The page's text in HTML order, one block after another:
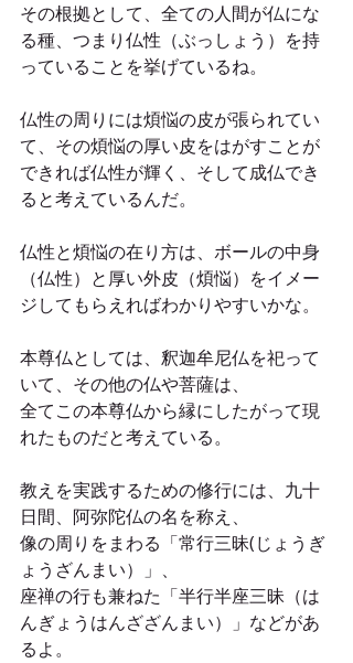
その根拠として、全ての人間が仏にな
る種、つまり仏性（ぶっしょう）を持
っていることを挙げているね。
仏性の周りには煩悩の皮が張られてい
て、その煩悩の厚い皮をはがすことが
できれば仏性が輝く、そして成仏でき
ると考えているんだ。
仏性と煩悩の在り方は、ボールの中身
（仏性）と厚い外皮（煩悩）をイメー
ジしてもらえればわかりやすいかな。
本尊仏としては、釈迦牟尼仏を祀って
いて、その他の仏や菩薩は、
全てこの本尊仏から縁にしたがって現
れたものだと考えている。
教えを実践するための修行には、九十
日間、阿弥陀仏の名を称え、
像の周りをまわる「常行三昧(じょうぎ
ょうざんまい）」、
座禅の行も兼ねた「半行半座三昧（は
んぎょうはんざざんまい）」などがあ
るよ。